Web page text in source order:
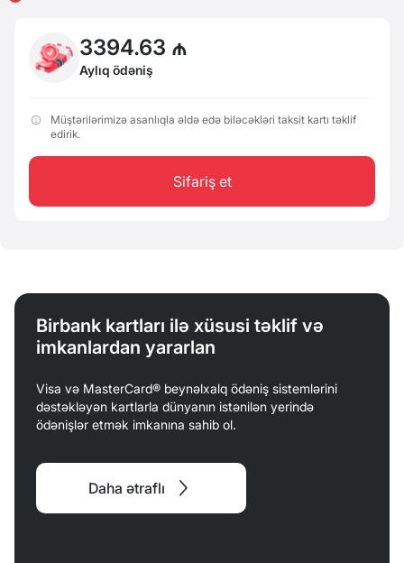
3394.63 ₼
Aylıq ödəniş
Müştərilərimizə asanlıqla əldə edə biləcəkləri taksit kartı təklif
edirik.
Sifariş et
Birbank kartları ilə xüsusi təklif və
imkanlardan yararlan
Visa və MasterCard® beynəlxalq ödəniş sistemlərini
dəstəkləyən kartlarla dünyanın istənilən yerində
ödənişlər etmək imkanına sahib ol.
Daha ətraflı